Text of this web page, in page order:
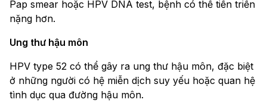
Pap smear hoặc HPV DNA test, bệnh có thể tiến triển
nặng hơn.
Ung thư hậu môn
HPV type 52 có thể gây ra ung thư hậu môn, đặc biệt
ở những người có hệ miễn dịch suy yếu hoặc quan hệ
tình dục qua đường hậu môn.